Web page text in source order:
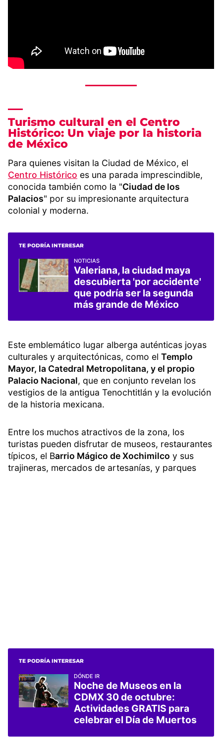
Turismo cultural en el Centro
Histórico: Un viaje por la historia
de México
Para quienes visitan la Ciudad de México, el
Centro Histórico es una parada imprescindible,
conocida también como la "Ciudad de los
Palacios" por su impresionante arquitectura
colonial y moderna.
TE PODRÍA INTERESAR
NOTICIAS
Valeriana, la ciudad maya
descubierta 'por accidente'
que podría ser la segunda
más grande de México
Este emblemático lugar alberga auténticas joyas
culturales y arquitectónicas, como el Templo
Mayor, la Catedral Metropolitana, y el propio
Palacio Nacional, que en conjunto revelan los
vestigios de la antigua Tenochtitlán y la evolución
de la historia mexicana.
Entre los muchos atractivos de la zona, los
turistas pueden disfrutar de museos, restaurantes
típicos, el Barrio Mágico de Xochimilco y sus
trajineras, mercados de artesanías, y parques
TE PODRÍA INTERESAR
DÓNDE IR
Noche de Museos en la
CDMX 30 de octubre:
Actividades GRATIS para
celebrar el Día de Muertos